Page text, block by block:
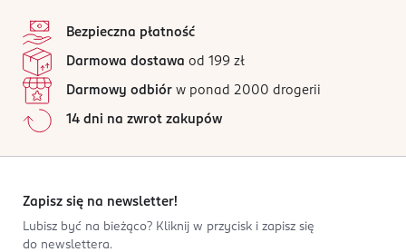
PRODUCENT/PODMIOT ODPOWIEDZIALNY
Dirk Rossmann GmbH
Isernhägener Straße 16
30938
Burgwedel
product@rossmann.info
Kod EAN
4 305615 969275
Wszystkie opinie są zweryfikowane zakupem.
4
0%
2
1
0%
Bezpieczna płatność
Darmowa dostawa od 199 zł
Darmowy odbiór w ponad 2000 drogerii
14 dni na zwrot zakupów
Zapisz się na newsletter!
Lubisz być na bieżąco? Kliknij w przycisk i zapisz się
do newslettera.